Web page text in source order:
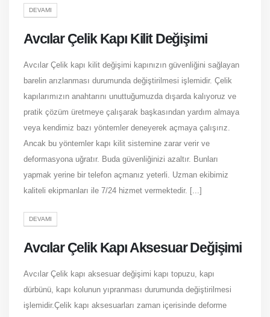
DEVAMI
Avcılar Çelik Kapı Kilit Değişimi
Avcılar Çelik kapı kilit değişimi kapınızın güvenliğini sağlayan
barelin arızlanması durumunda değiştirilmesi işlemidir. Çelik
kapılarımızın anahtarını unuttuğumuzda dışarda kalıyoruz ve
pratik çözüm üretmeye çalışarak başkasından yardım almaya
veya kendimiz bazı yöntemler deneyerek açmaya çalışırız.
Ancak bu yöntemler kapı kilit sistemine zarar verir ve
deformasyona uğratır. Buda güvenliğinizi azaltır. Bunları
yapmak yerine bir telefon açmanız yeterli. Uzman ekibimiz
kaliteli ekipmanları ile 7/24 hizmet vermektedir. [...]
DEVAMI
Avcılar Çelik Kapı Aksesuar Değişimi
Avcılar Çelik kapı aksesuar değişimi kapı topuzu, kapı
dürbünü, kapı kolunun yıpranması durumunda değiştirilmesi
işlemidir.Çelik kapı aksesuarları zaman içerisinde deforme